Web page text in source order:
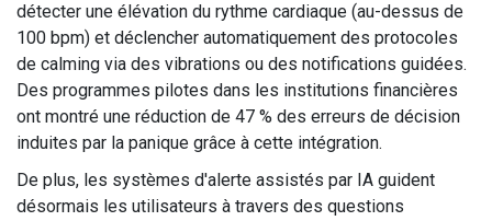
détecter une élévation du rythme cardiaque (au-dessus de
100 bpm) et déclencher automatiquement des protocoles
de calming via des vibrations ou des notifications guidées.
Des programmes pilotes dans les institutions financières
ont montré une réduction de 47 % des erreurs de décision
induites par la panique grâce à cette intégration.
De plus, les systèmes d'alerte assistés par IA guident
désormais les utilisateurs à travers des questions